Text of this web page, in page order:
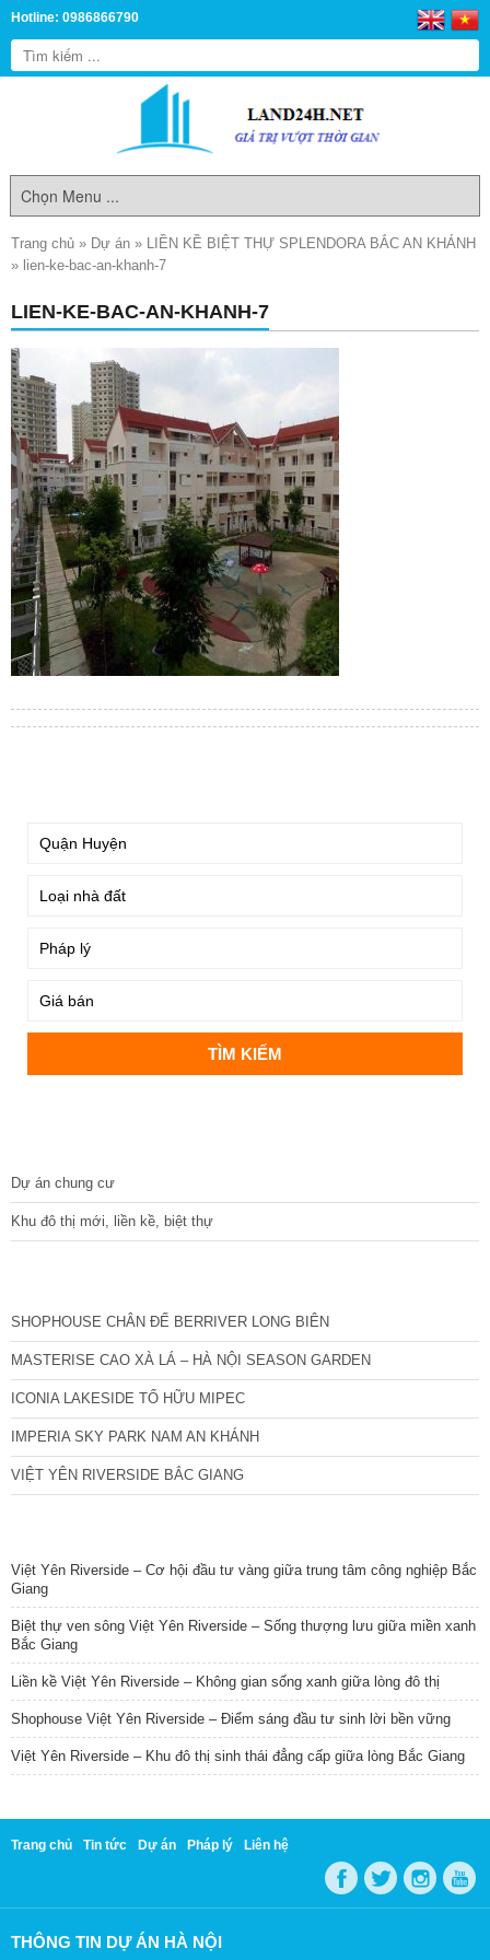
Hotline: 0986866790
Trang chủ » Dự án » LIỀN KỀ BIỆT THỰ SPLENDORA BẮC AN KHÁNH
» lien-ke-bac-an-khanh-7
LIEN-KE-BAC-AN-KHANH-7
Dự án chung cư
Khu đô thị mới, liền kề, biệt thự
SHOPHOUSE CHÂN ĐẾ BERRIVER LONG BIÊN
MASTERISE CAO XÀ LÁ – HÀ NỘI SEASON GARDEN
ICONIA LAKESIDE TỐ HỮU MIPEC
IMPERIA SKY PARK NAM AN KHÁNH
VIỆT YÊN RIVERSIDE BẮC GIANG
Việt Yên Riverside – Cơ hội đầu tư vàng giữa trung tâm công nghiệp Bắc
Giang
Biệt thự ven sông Việt Yên Riverside – Sống thượng lưu giữa miền xanh
Bắc Giang
Liền kề Việt Yên Riverside – Không gian sống xanh giữa lòng đô thị
Shophouse Việt Yên Riverside – Điểm sáng đầu tư sinh lời bền vững
Việt Yên Riverside – Khu đô thị sinh thái đẳng cấp giữa lòng Bắc Giang
Trang chủ Tin tức Dự án Pháp lý Liên hệ
THÔNG TIN DỰ ÁN HÀ NỘI